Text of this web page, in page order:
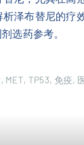
泽布替尼的疗
选药参考。
MET TP53 免疫